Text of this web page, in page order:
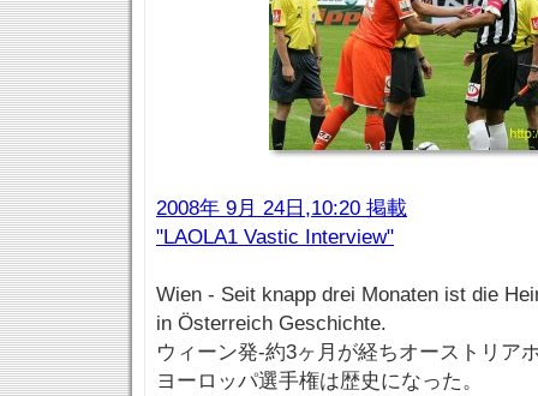
2008年 9月 24日,10:20 掲載
"LAOLA1 Vastic Interview"
Wien - Seit knapp drei Monaten ist die
in Österreich Geschichte.
ウィーン発-約3ヶ月が経ちオーストリア
ヨーロッパ選手権は歴史になった。